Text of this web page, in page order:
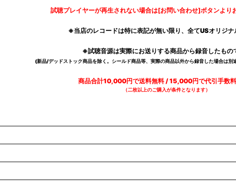
試聴プレイヤーが再生されない場合は[お問い合わせ]ボタンより
※当店のレコードは特に表記が無い限り、全てUSオリジ
※試聴音源は実際にお送りする商品から録音したも
(新品/デッドストック商品を除く。シールド商品等、実際の商品以外から録音した場合は別
商品合計10,000円で送料無料 / 15,000円で代引手数
（二枚以上のご購入が条件となります）